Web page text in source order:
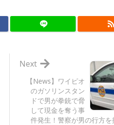
【News】ワイピオ
のガソリンスタン
ドで男が拳銃で脅
して現金を奪う事
件発生！警察が男の行方を
Next